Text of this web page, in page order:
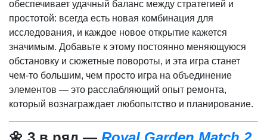
обеспечивает удачный баланс между стратегией и
простотой: всегда есть новая комбинация для
исследования, и каждое новое открытие кажется
значимым. Добавьте к этому постоянно меняющуюся
обстановку и сюжетные повороты, и эта игра станет
чем-то большим, чем просто игра на объединение
элементов — это расслабляющий опыт ремонта,
который вознаграждает любопытство и планирование.